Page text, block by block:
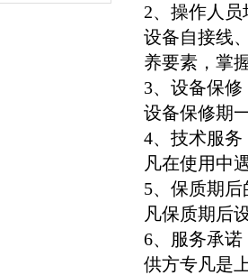
2、操作人员
设备自接线
养要素，掌
3、设备保修
设备保修期
4、技术服务
凡在使用中
5、保质期
凡保质期后
6、服务承诺
供方专凡是